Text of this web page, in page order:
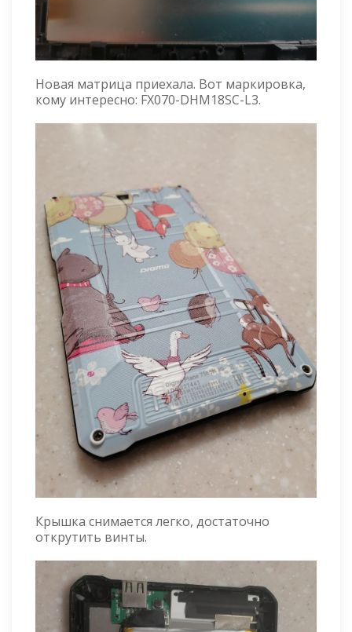
Новая матрица приехала. Вот маркировка,
кому интересно: FX070-DHM18SC-L3.
Крышка снимается легко, достаточно
открутить винты.